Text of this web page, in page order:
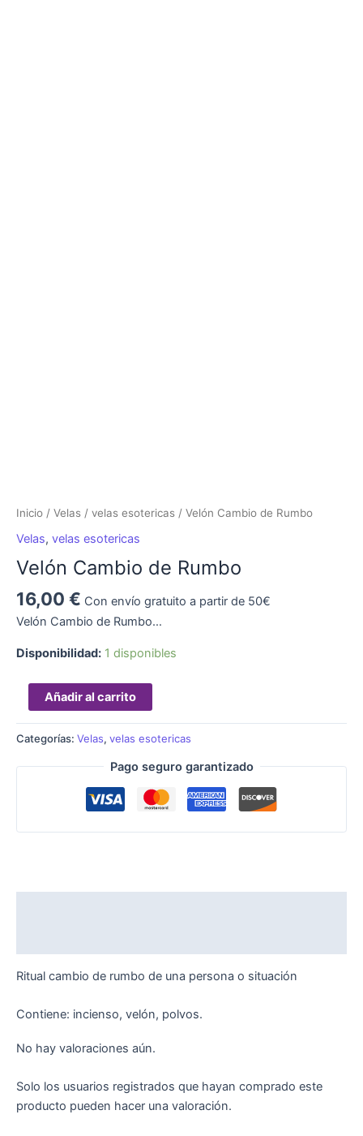
Inicio / Velas / velas esotericas / Velón Cambio de Rumbo
Velas, velas esotericas
Velón Cambio de Rumbo
16,00 € Con envío gratuito a partir de 50€
Velón Cambio de Rumbo…
Disponibilidad: 1 disponibles
Añadir al carrito
Categorías: Velas, velas esotericas
Pago seguro garantizado
Ritual cambio de rumbo de una persona o situación
Contiene: incienso, velón, polvos.
No hay valoraciones aún.
Solo los usuarios registrados que hayan comprado este
producto pueden hacer una valoración.